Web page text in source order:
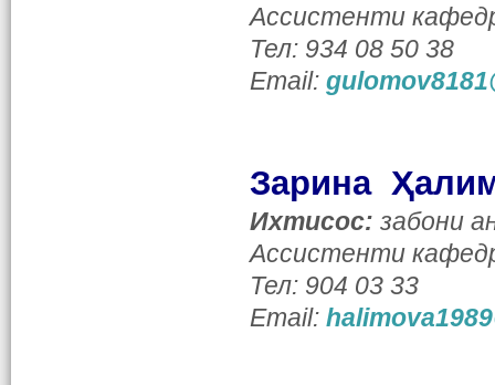
Ассистенти
Тел: 934 08 50 38
Email:
Зарина
Ихтисос: забони
Ассистенти
Тел: 904 03 33
Email: